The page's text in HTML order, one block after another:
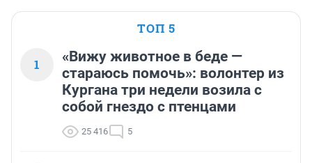
ТОП 5
1
«Вижу животное в беде —
стараюсь помочь»: волонтер из
Кургана три недели возила с
собой гнездо с птенцами
25 416 5